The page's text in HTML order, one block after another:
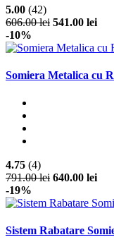
5.00 (42)
606.00 lei 541.00 lei
-10%
Somiera Metalica cu
4.75 (4)
791.00 lei 640.00 lei
-19%
Sistem Rabatare